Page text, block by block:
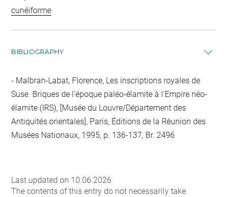
cunéiforme
BIBLIOGRAPHY
Malbran-Labat, Florence, Les inscriptions royales de
Suse. Briques de l'époque paléo-élamite à l'Empire néo-
élamite (IRS), [Musée du Louvre/Département des
Antiquités orientales], Paris, Éditions de la Réunion des
Musées Nationaux, 1995, p. 136-137, Br. 2496
Last updated on 10.06.2026
The contents of this entry do not necessarily take